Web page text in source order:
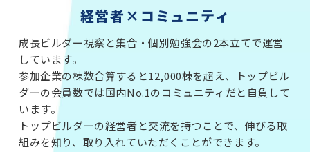
経営者×コミュニティ
成長ビルダー視察と集合・個別勉強会の2本立てで運営
しています。
参加企業の棟数合算すると12,000棟を超え、トップビル
ダーの会員数では国内No.1のコミュニティだと自負して
います。
トップビルダーの経営者と交流を持つことで、伸びる取
組みを知り、取り入れていただくことができます。